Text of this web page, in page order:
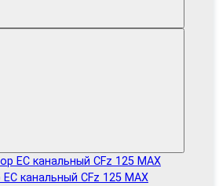
канальный CFz 125 MAX